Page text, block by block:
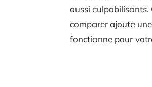
aussi
comparer ajoute
fonctionne pour